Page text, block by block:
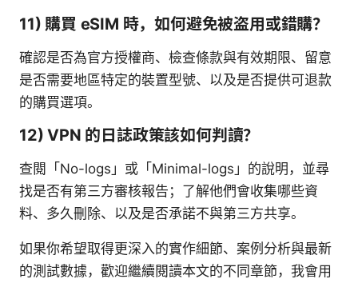
11) 購買 eSIM 時，如何避免被盗用或錯購？
確認是否為官方授權商、檢查條款與有效期限、留意
是否需要地區特定的裝置型號、以及是否提供可退款
的購買選項。
12) VPN 的日誌政策該如何判讀？
查閱「No-logs」或「Minimal-logs」的說明，並尋
找是否有第三方審核報告；了解他們會收集哪些資
料、多久刪除、以及是否承諾不與第三方共享。
如果你希望取得更深入的實作細節、案例分析與最新
的測試數據，歡迎繼續閱讀本文的不同章節，我會用